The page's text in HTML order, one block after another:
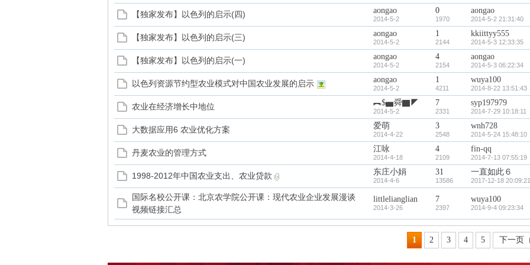
【独家发布】以色列的启示(四) aongao
2014-5-2
0
1970
aongao
2014-5-2 21:31:40
【独家发布】以色列的启示(三) aongao
2014-5-2
1
2144
kkiittyy555
2014-5-3 12:33:35
【独家发布】以色列的启示(一) aongao
2014-5-2
4
2154
aongao
2014-5-3 06:22:34
以色列资源节约型农业模式对中国农业发展的启示 aongao
2014-5-2
1
4211
wuya100
2014-8-22 13:51:43
农业在经济增长中地位 ︻$▅舜▇◤
2014-5-2
7
2331
syp197979
2014-7-29 10:18:11
大数据应用6 农业优化方案 爱萌
2014-4-22
3
2548
wnh728
2014-5-24 15:48:10
丹麦农业的管理方式 江咏
2014-4-18
4
2109
fin-qq
2014-7-13 07:55:19
1998-2012年中国农业支出、农业贷款 东庄小娟
2014-4-6
31
13586
一直如此６
2017-12-18 20:09:21
国际名校公开课：北京农学院公开课：现代农业企业发展漫谈
视频链接汇总
littlelianglian
2014-3-26
7
2397
wuya100
2014-9-4 09:23:34
1 2 3 4 5 下一页